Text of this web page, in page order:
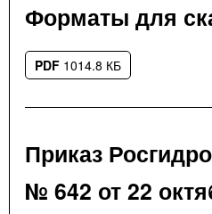
Форматы для
PDF 1014.8 КБ
Приказ
№ 642 от 22